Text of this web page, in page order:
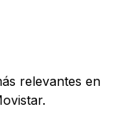
relevantes en